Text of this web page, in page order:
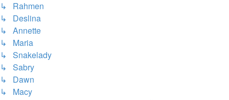
↳ Rahmen
↳ Deslina
↳ Annette
↳ Maria
↳ Snakelady
↳ Sabry
↳ Dawn
↳ Macy